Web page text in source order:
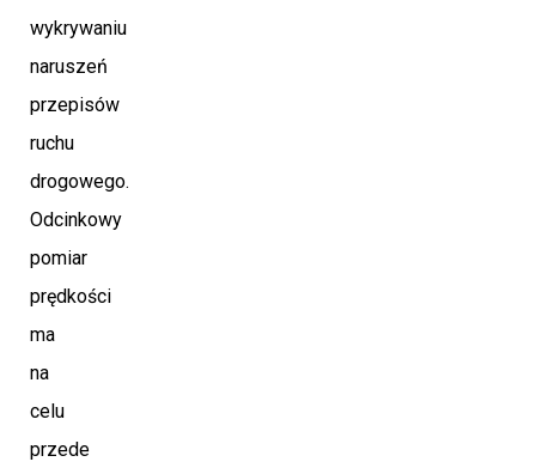
wykrywaniu
naruszeń
przepisów
ruchu
drogowego.
Odcinkowy
pomiar
prędkości
ma
na
celu
przede